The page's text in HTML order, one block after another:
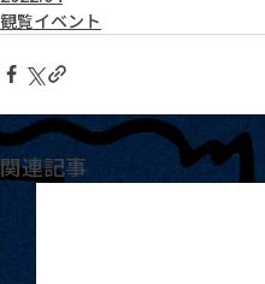
観覧イベント
関連記事